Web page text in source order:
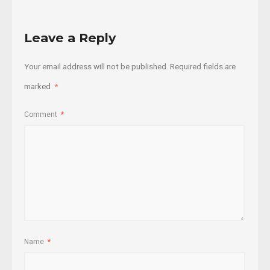
Leave a Reply
Your email address will not be published. Required fields are
marked *
Comment *
Name *